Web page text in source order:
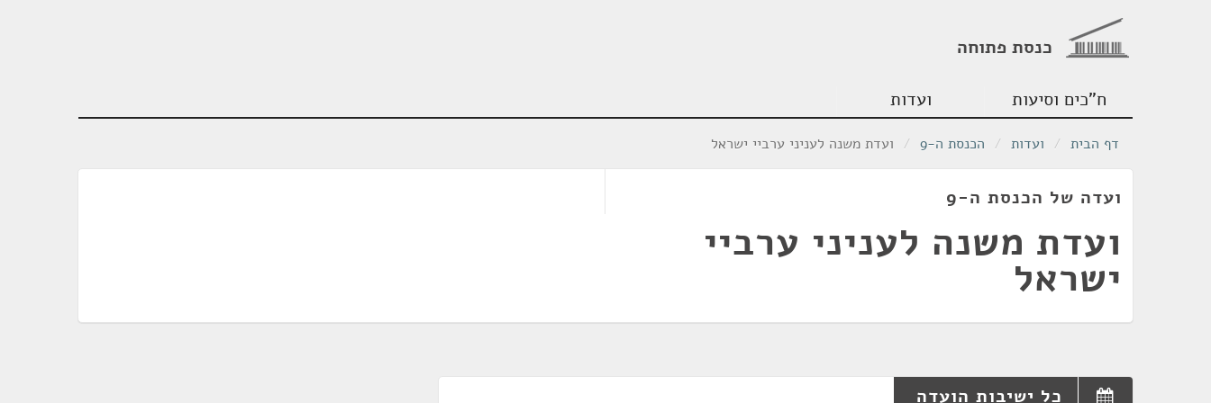
כנסת פתוחה
ח"כים וסיעות ועדות
דף הבית / ועדות / הכנסת ה-9 / ועדת משנה לעניני ערביי ישראל
ועדה של הכנסת ה-9
ועדת משנה לעניני ערביי
ישראל
כל ישיבות הועדה